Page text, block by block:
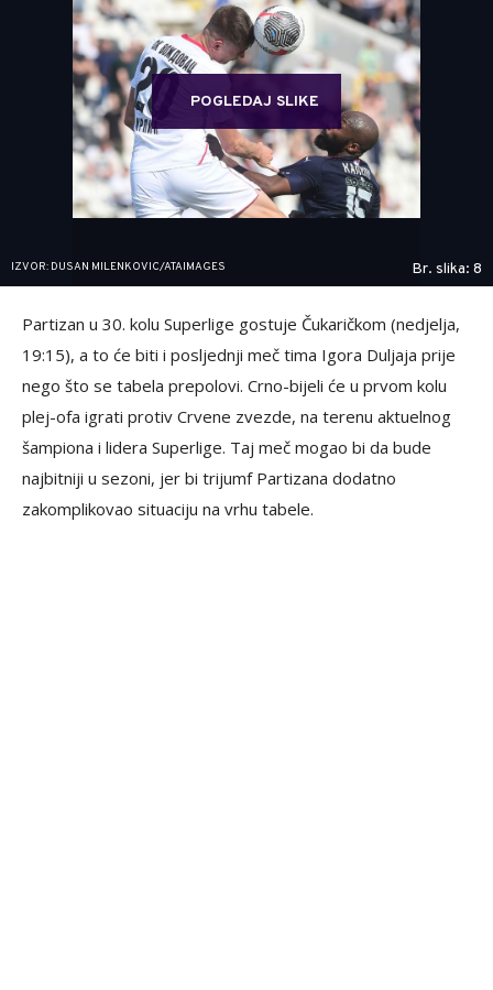
POGLEDAJ SLIKE
IZVOR: DUSAN MILENKOVIC/ATAIMAGES Br. slika: 8
Partizan u 30. kolu Superlige gostuje Čukaričkom (nedjelja,
19:15), a to će biti i posljednji meč tima Igora Duljaja prije
nego što se tabela prepolovi. Crno-bijeli će u prvom kolu
plej-ofa igrati protiv Crvene zvezde, na terenu aktuelnog
šampiona i lidera Superlige. Taj meč mogao bi da bude
najbitniji u sezoni, jer bi trijumf Partizana dodatno
zakomplikovao situaciju na vrhu tabele.